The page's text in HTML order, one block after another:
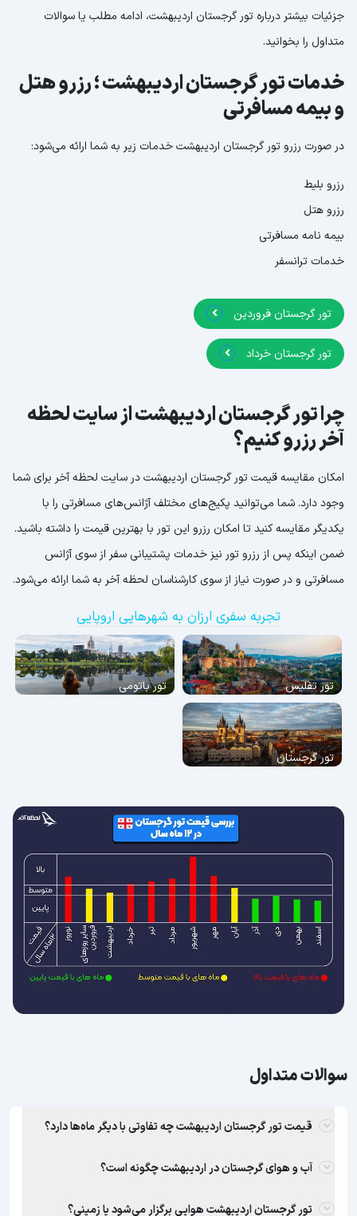
جزئیات بیشتر درباره تور گرجستان اردیبهشت، ادامه مطلب یا سوالات
متداول را بخوانید.
خدمات تور گرجستان اردیبهشت ؛ رزرو هتل
و بیمه مسافرتی
در صورت رزرو تور گرجستان اردیبهشت خدمات زیر به شما ارائه می‌شود:
رزرو بلیط
رزرو هتل
بیمه نامه مسافرتی
خدمات ترانسفر
تور گرجستان فروردین
تور گرجستان خرداد
چرا تور گرجستان اردیبهشت از سایت لحظه
آخر رزرو کنیم؟
امکان مقایسه قیمت تور گرجستان اردیبهشت در سایت لحظه آخر برای شما
وجود دارد. شما می‌توانید پکیج‌های مختلف آژانس‌های مسافرتی را با
یکدیگر مقایسه کنید تا امکان رزرو این تور با بهترین قیمت را داشته باشید.
ضمن اینکه پس از رزرو تور نیز خدمات پشتیبانی سفر از سوی آژانس
مسافرتی و در صورت نیاز از سوی کارشناسان لحظه آخر به شما ارائه می‌شود.
تجربه سفری ارزان به شهرهایی اروپایی
تور تفلیس تور باتومی
تور گرجستان
سوالات متداول
قیمت تور گرجستان اردیبهشت چه تفاوتی با دیگر ماه‌ها دارد؟
آب و هوای گرجستان در اردیبهشت چگونه است؟
تور گرجستان اردیبهشت هوایی برگزار می‌شود یا زمینی؟